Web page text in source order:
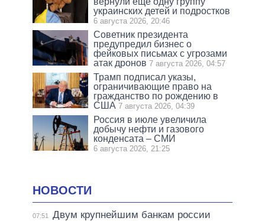
украинских детей и подростков
6 августа 2026, 20:46
Советник президента
предупредил бизнес о
фейковых письмах с угрозами
атак дронов 7 августа 2026, 04:57
Трамп подписал указы,
ограничивающие право на
гражданство по рождению в
США 7 августа 2026, 04:39
Россия в июле увеличила
добычу нефти и газового
конденсата – СМИ
6 августа 2026, 21:25
НОВОСТИ
07:51
Двум крупнейшим банкам россии